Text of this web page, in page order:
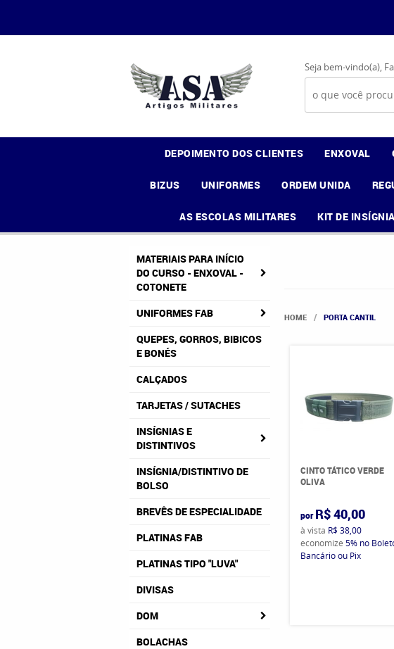
Seja bem-vindo(a),
DEPOIMENTO DOS CLIENTES ENXOVAL
BIZUS UNIFORMES ORDEM UNIDA
AS ESCOLAS MILITARES KIT DE
MATERIAIS PARA INÍCIO
DO CURSO - ENXOVAL -
COTONETE
UNIFORMES FAB
QUEPES, GORROS, BIBICOS
E BONÉS
CALÇADOS
TARJETAS / SUTACHES
INSÍGNIAS E
DISTINTIVOS
INSÍGNIA/DISTINTIVO DE
BOLSO
BREVÊS DE ESPECIALIDADE
PLATINAS FAB
PLATINAS TIPO "LUVA"
DIVISAS
DOM
BOLACHAS
HOME PORTA CANTIL
CINTO TÁTICO VERDE
OLIVA
por R$ 40,00
à vista R$ 38,00
economize 5% no
Bancário ou Pix